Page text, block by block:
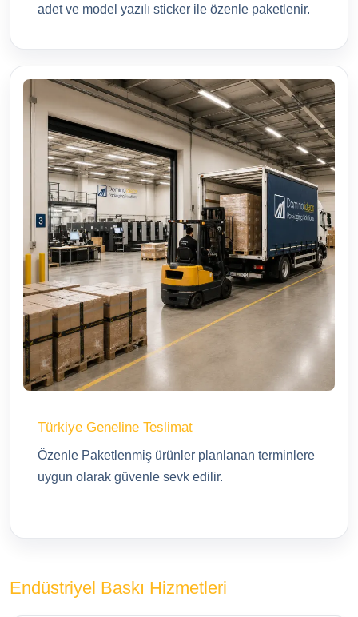
adet ve model yazılı sticker ile özenle paketlenir.
Türkiye Geneline Teslimat
Özenle Paketlenmiş ürünler planlanan terminlere
uygun olarak güvenle sevk edilir.
Endüstriyel Baskı Hizmetleri